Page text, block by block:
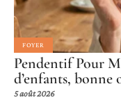
FOYER
Pendentif Pour
d’enfants, bonne
5 août 2026